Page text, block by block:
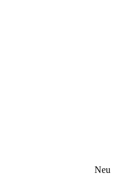
Neu